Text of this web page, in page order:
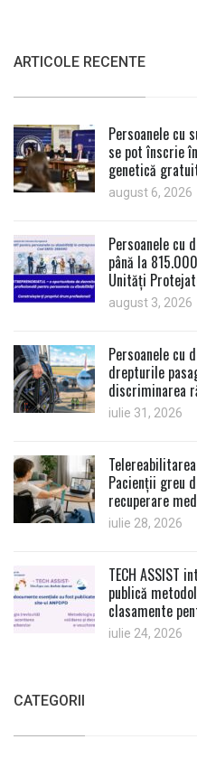
ARTICOLE RECENTE
Persoanele cu
se pot înscrie
genetică
august 6, 2026
Persoanele cu
până la
Unități
august 3, 2026
Persoanele cu
drepturile
discriminarea
iulie 31, 2026
Pacienții greu
recuperare
iulie 28, 2026
TECH ASSIST
publică
clasamente
iulie 24, 2026
CATEGORII